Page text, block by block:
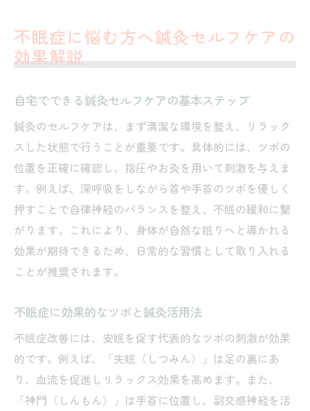
不眠症に悩む方へ鍼灸セルフケアの
効果解説
自宅でできる鍼灸セルフケアの基本ステップ
鍼灸のセルフケアは、まず清潔な環境を整え、リラック
スした状態で行うことが重要です。具体的には、ツボの
位置を正確に確認し、指圧やお灸を用いて刺激を与えま
す。例えば、深呼吸をしながら首や手首のツボを優しく
押すことで自律神経のバランスを整え、不眠の緩和に繋
がります。これにより、身体が自然な眠りへと導かれる
効果が期待できるため、日常的な習慣として取り入れる
ことが推奨されます。
不眠症に効果的なツボと鍼灸活用法
不眠症改善には、安眠を促す代表的なツボの刺激が効果
的です。例えば、「失眠（しつみん）」は足の裏にあ
り、血流を促進しリラックス効果を高めます。また、
「神門（しんもん）」は手首に位置し、副交感神経を活